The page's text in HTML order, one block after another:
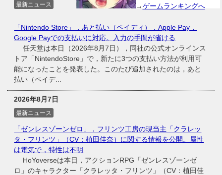
→ゲームランキングへ
最新ニュース
「Nintendo Store」，あと払い（ペイディ），Apple Pay，
Google Payでの支払いに対応。入力の手間が省ける
任天堂は本日（2026年8月7日），同社の公式オンラインス
トア「NintendoStore」で，新たに3つの支払い方法が利用可
能になったことを発表した。このたび追加されたのは，あと
払い（ペイデ...
2026年8月7日
最新ニュース
「ゼンレスゾーンゼロ」，フリンツ工房の現当主「クラレッ
タ・フリンツ」（CV：植田佳奈）に関する情報を公開。属性
は電気で，特性は不明
HoYoverseは本日，アクションRPG「ゼンレスゾーンゼ
ロ」のキャラクター「クラレッタ・フリンツ」（CV：植田佳